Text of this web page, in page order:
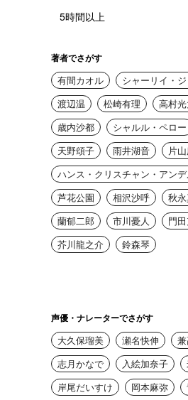
5時間以上
著者でさがす
有間カオル
シャーリイ・
渡辺温
松崎有理
高村
歳内沙都
シャルル・ペロー
天野頌子
雨井湖音
片
ハンス・クリスチャン・アン
芦花公園
相沢沙呼
秋
蘭郁二郎
市川憂人
門
芥川龍之介
鈴森琴
声優・ナレーターでさがす
大久保瑠美 瀬名快伸
志月かなで
入絵加奈子
岸尾だいすけ
岡本麻弥